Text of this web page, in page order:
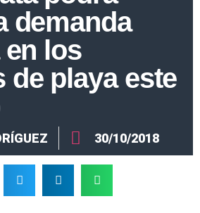
demanda
los
de playa este
30/10/2018